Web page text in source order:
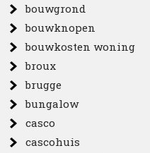
bouwgrond
bouwknopen
bouwkosten woning
broux
brugge
bungalow
casco
cascohuis